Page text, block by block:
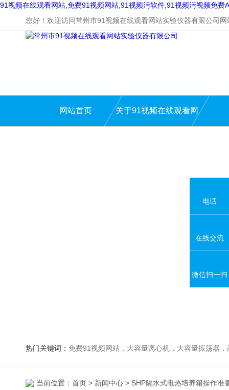
91视频在线观看网站,免费91视频网站,91视频污软件,91视频污视频免费
您好！欢迎访问常州市91视频在线观看网站实验仪器有限公司网
网站首页 关于91视频在线观看网
热门关键词： 免费91视频网站，大容量离心机，大容量振荡器，高速冷冻离心机，生化、光照、振荡培养箱，磁力搅拌器，
当前位置： 首页 > 新闻中心 > SHP隔水式电热培养箱操作准
电话
在线交流
微信扫一扫